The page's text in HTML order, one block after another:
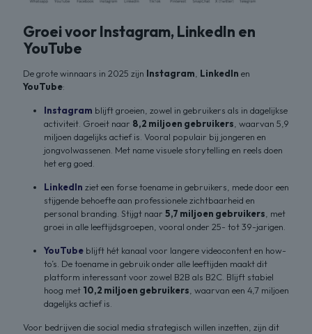
Groei voorInstagram, LinkedIn en
YouTube
De grote winnaars in 2025 zijn Instagram, LinkedIn en
YouTube:
Instagram blijft groeien, zowel in gebruikers als in dagelijkse
activiteit. Groeit naar 8,2 miljoen gebruikers, waarvan 5,9
miljoen dagelijks actief is. Vooral populair bij jongeren en
jongvolwassenen. Met name visuele storytelling en reels doen
het erg goed.
LinkedIn ziet een forse toename in gebruikers, mede door een
stijgende behoefte aan professionele zichtbaarheid en
personal branding. Stijgt naar 5,7 miljoen gebruikers, met
groei in alle leeftijdsgroepen, vooral onder 25- tot 39-jarigen.
YouTube blijft hét kanaal voor langere videocontent en how-
to’s. De toename in gebruik onder alle leeftijden maakt dit
platform interessant voor zowel B2B als B2C. Blijft stabiel
hoog met 10,2 miljoen gebruikers, waarvan een 4,7 miljoen
dagelijks actief is.
Voor bedrijven die social media strategisch willen inzetten, zijn dit